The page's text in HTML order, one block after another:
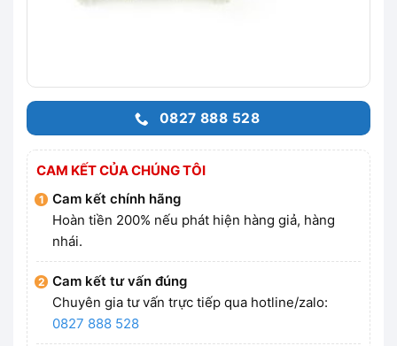
0827 888 528
CAM KẾT CỦA CHÚNG TÔI
Cam kết chính hãng
Hoàn tiền 200% nếu phát hiện hàng giả, hàng
nhái.
Cam kết tư vấn đúng
Chuyên gia tư vấn trực tiếp qua hotline/zalo:
0827 888 528